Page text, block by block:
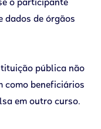
o participante
dados de órgãos
pública não
como beneficiários
em outro curso.